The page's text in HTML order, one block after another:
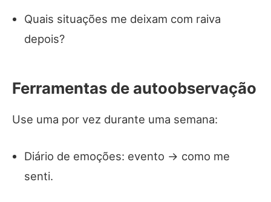
Quais situações me deixam com raiva
depois?
Ferramentas de autoobservação
Use uma por vez durante uma semana:
Diário de emoções: evento → como me
senti.